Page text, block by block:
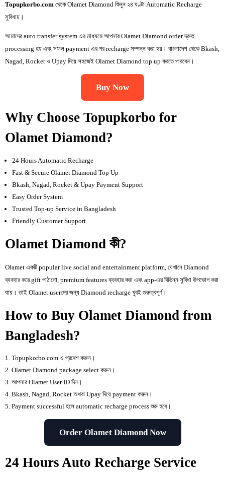
Topupkorbo.com থেকে Olamet Diamond কিনুন ২৪ ঘণ্টা Automatic Recharge
সুবিধায়।
আমাদের auto transfer system এর মাধ্যমে আপনার Olamet Diamond order দ্রুত
processing হয় এবং সফল payment এর পর recharge সম্পন্ন করা হয়। বাংলাদেশ থেকে Bkash,
Nagad, Rocket ও Upay দিয়ে সহজেই Olamet Diamond top up করতে পারবেন।
Buy Now
Why Choose Topupkorbo for
Olamet Diamond?
24 Hours Automatic Recharge
Fast & Secure Olamet Diamond Top Up
Bkash, Nagad, Rocket & Upay Payment Support
Easy Order System
Trusted Top-up Service in Bangladesh
Friendly Customer Support
Olamet Diamond কী?
Olamet একটি popular live social and entertainment platform, যেখানে Diamond
ব্যবহার করে gift পাঠানো, premium features ব্যবহার করা এবং app-এর বিভিন্ন সুবিধা উপভোগ করা
যায়। তাই Olamet userদের জন্য Diamond recharge খুবই গুরুত্বপূর্ণ।
How to Buy Olamet Diamond from
Bangladesh?
Topupkorbo.com এ প্রবেশ করুন।
Olamet Diamond package select করুন।
আপনার Olamet User ID দিন।
Bkash, Nagad, Rocket অথবা Upay দিয়ে payment করুন।
Payment successful হলে automatic recharge process শুরু হবে।
Order Olamet Diamond Now
24 Hours Auto Recharge Service